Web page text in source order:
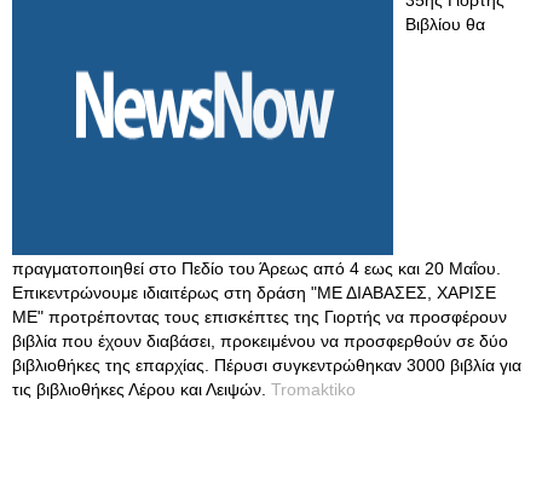
Βιβλίου θα
πραγματοποιηθεί στο Πεδίο του Άρεως από 4 εως και 20 Μαΐου.
Επικεντρώνουμε ιδιαιτέρως στη δράση "ΜΕ ΔΙΑΒΑΣΕΣ, ΧΑΡΙΣΕ
ΜΕ" προτρέποντας τους επισκέπτες της Γιορτής να προσφέρουν
βιβλία που έχουν διαβάσει, προκειμένου να προσφερθούν σε δύο
βιβλιοθήκες της επαρχίας. Πέρυσι συγκεντρώθηκαν 3000 βιβλία για
τις βιβλιοθήκες Λέρου και Λειψών. Tromaktiko